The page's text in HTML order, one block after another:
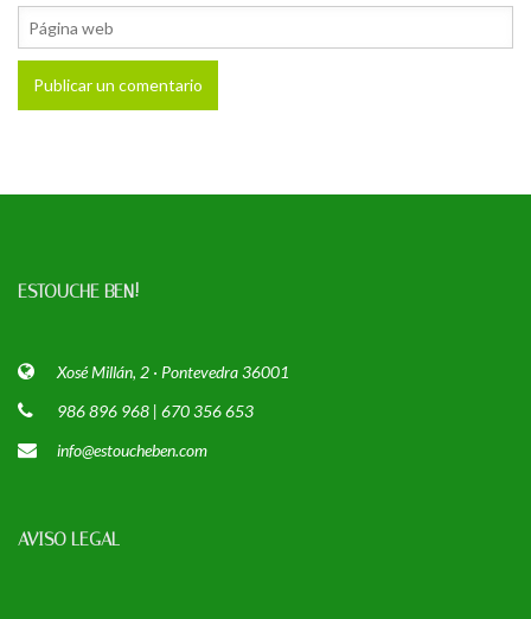
ESTOUCHE BEN!
Xosé Millán, 2 · Pontevedra 36001
986 896 968 | 670 356 653
info@estoucheben.com
AVISO LEGAL